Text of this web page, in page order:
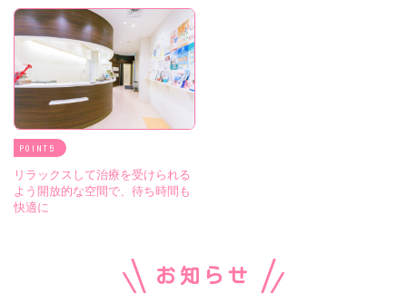
POINT
リラックスして治療を受けられる
よう開放的な空間で、待ち時間も
快適に
お知らせ